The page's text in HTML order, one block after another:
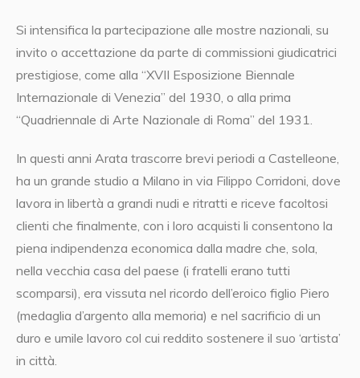
Si intensifica la partecipazione alle mostre nazionali, su
invito o accettazione da parte di commissioni giudicatrici
prestigiose, come alla “XVII Esposizione Biennale
Internazionale di Venezia” del 1930, o alla prima
“Quadriennale di Arte Nazionale di Roma” del 1931.
In questi anni Arata trascorre brevi periodi a Castelleone,
ha un grande studio a Milano in via Filippo Corridoni, dove
lavora in libertà a grandi nudi e ritratti e riceve facoltosi
clienti che finalmente, con i loro acquisti li consentono la
piena indipendenza economica dalla madre che, sola,
nella vecchia casa del paese (i fratelli erano tutti
scomparsi), era vissuta nel ricordo dell’eroico figlio Piero
(medaglia d’argento alla memoria) e nel sacrificio di un
duro e umile lavoro col cui reddito sostenere il suo ‘artista’
in città.